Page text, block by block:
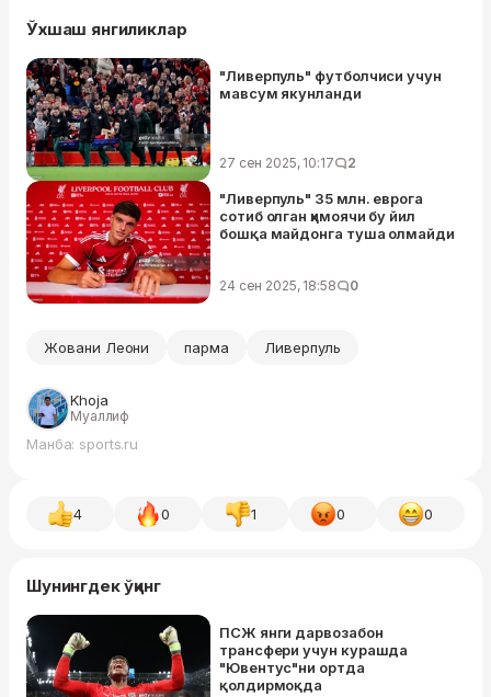
Ўхшаш янгиликлар
"Ливерпуль" футболчиси учун
мавсум якунланди
27 сен 2025, 10:17 2
"Ливерпуль" 35 млн. еврога
сотиб олган ҳимоячи бу йил
бошқа майдонга туша олмайди
24 сен 2025, 18:58 0
Жовани Леони парма Ливерпуль
Khoja
Муаллиф
Манба: sports.ru
4 0 1 0 0
Шунингдек ўқинг
ПСЖ янги дарвозабон
трансфери учун курашда
"Ювентус"ни ортда
қолдирмоқда